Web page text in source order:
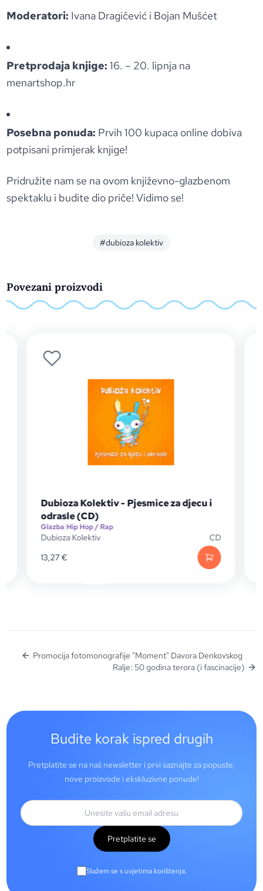
Moderatori: Ivana Dragičević i Bojan Mušćet
Pretprodaja knjige: 16. – 20. lipnja na
menartshop.hr
Posebna ponuda: Prvih 100 kupaca online dobiva
potpisani primjerak knjige!
Pridružite nam se na ovom književno-glazbenom
spektaklu i budite dio priče! Vidimo se!
#dubioza kolektiv
Povezani proizvodi
Dubioza Kolektiv - Pjesmice za djecu i
odrasle (CD)
Glazba|Hip Hop / Rap
Dubioza Kolektiv
CD
13,27€
Promocija fotomonografije "Moment" Davora Denkovskog
Ralje: 50 godina terora (i fascinacije)
Budite korak ispred drugih
Pretplatite se na naš newsletter i prvi saznajte za popuste,
nove proizvode i ekskluzivne ponude!
Pretplatite se
Slažem se s uvjetima korištenja.